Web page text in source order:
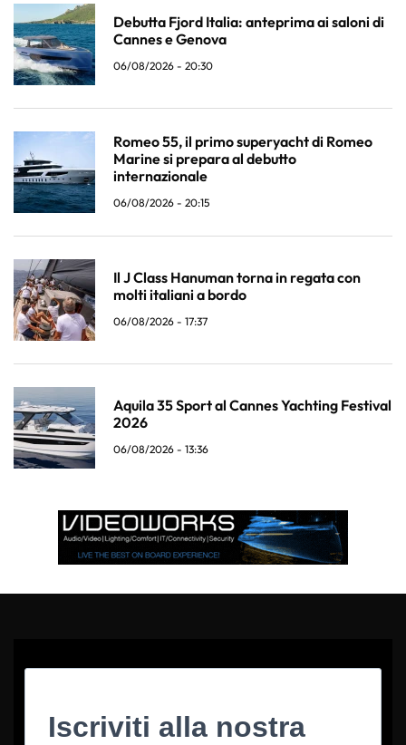
Debutta Fjord Italia: anteprima ai saloni di
Cannes e Genova
06/08/2026 - 20:30
Romeo 55, il primo superyacht di Romeo
Marine si prepara al debutto
internazionale
06/08/2026 - 20:15
Il J Class Hanuman torna in regata con
molti italiani a bordo
06/08/2026 - 17:37
Aquila 35 Sport al Cannes Yachting Festival
2026
06/08/2026 - 13:36
Iscriviti alla nostra